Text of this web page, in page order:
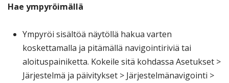
Hae ympyröimällä
Ympyröi sisältöä näytöllä hakua varten
koskettamalla ja pitämällä navigointiriviä tai
aloituspainiketta. Kokeile sitä kohdassa Asetukset >
Järjestelmä ja päivitykset > Järjestelmänavigointi >